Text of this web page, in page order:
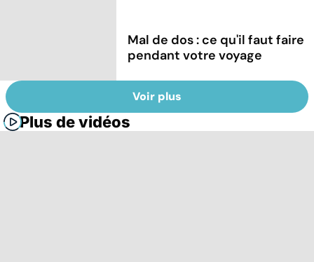
Mal de dos : ce qu'il faut faire
pendant votre voyage
Voir plus
Plus de vidéos